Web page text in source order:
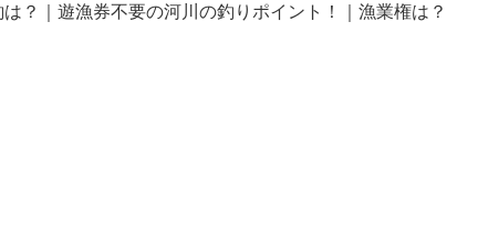
？｜遊漁券不要の河川の釣りポイント！｜漁業権は？